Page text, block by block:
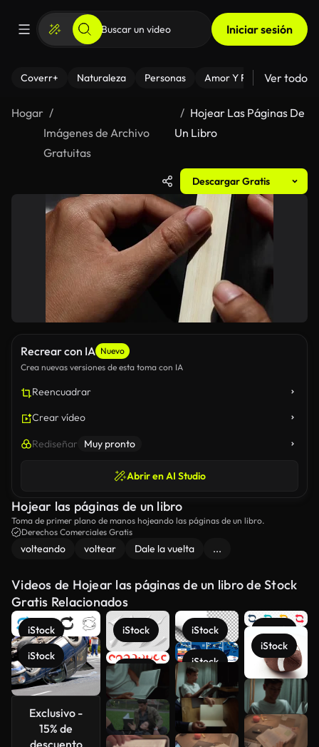
Iniciar sesión
Coverr+ Naturaleza Personas Amor Y Relaciones
Ver todo
Hogar
Imágenes de Archivo
Gratuitas
Hojear Las Páginas De
Un Libro
Descargar Gratis
Recrear con IA Nuevo
Crea nuevas versiones de esta toma con IA
Reencuadrar
Crear vídeo
Rediseñar Muy pronto
Abrir en AI Studio
Hojear las páginas de un libro
Toma de primer plano de manos hojeando las páginas de un libro.
Derechos Comerciales Gratis
volteando voltear Dale la vuelta ...
Videos de Hojear las páginas de un libro de Stock
Gratis Relacionados
iStock
iStock
Exclusivo -
15% de
iStock
iStock
iStock
iStock
iStock
iStock
Ver más